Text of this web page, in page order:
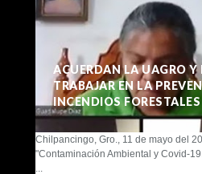
ACUERDAN LA UAGRO Y
TRABAJAR EN LA
INCENDIOS FORESTALES
Chilpancingo, Gro., 11 de mayo del
"Contaminación Ambiental y Covid-
...